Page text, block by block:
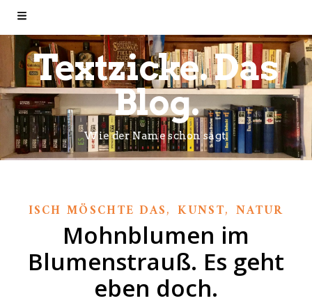
Textzicke. Das
Blog.
Wie der Name schon sagt.
ISCH MÖSCHTE DAS,KUNST, NATUR
Mohnblumen im
Blumenstrauß. Es geht
eben doch.